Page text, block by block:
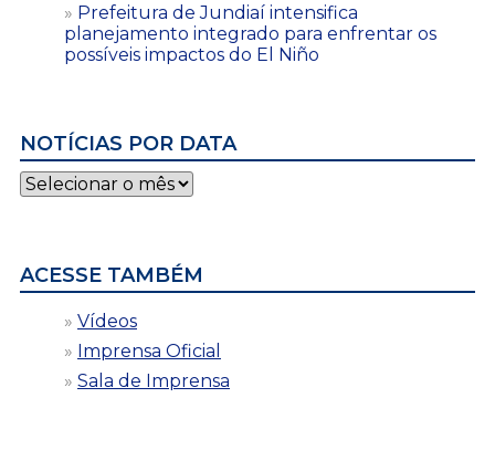
Prefeitura de Jundiaí intensifica
planejamento integrado para enfrentar os
possíveis impactos do El Niño
NOTÍCIAS POR DATA
Notícias
por
ACESSE TAMBÉM
Vídeos
Imprensa Oficial
Sala de Imprensa